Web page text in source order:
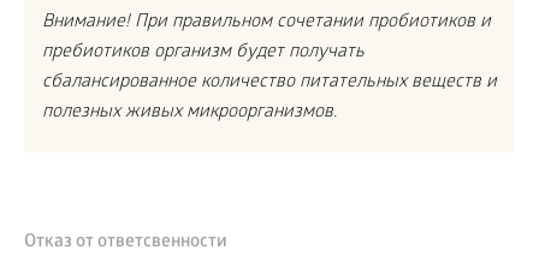
Внимание! При правильном сочетании пробиотиков и
пребиотиков организм будет получать
сбалансированное количество питательных веществ и
полезных живых микроорганизмов.
Отказ от ответсвенности